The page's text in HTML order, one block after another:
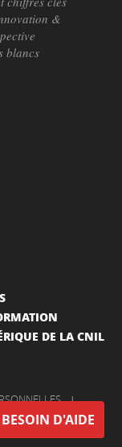
BESOIN D'AIDE
&
blancs
DE LA CNIL
|
|
INFORMATIONS
|
NOUS